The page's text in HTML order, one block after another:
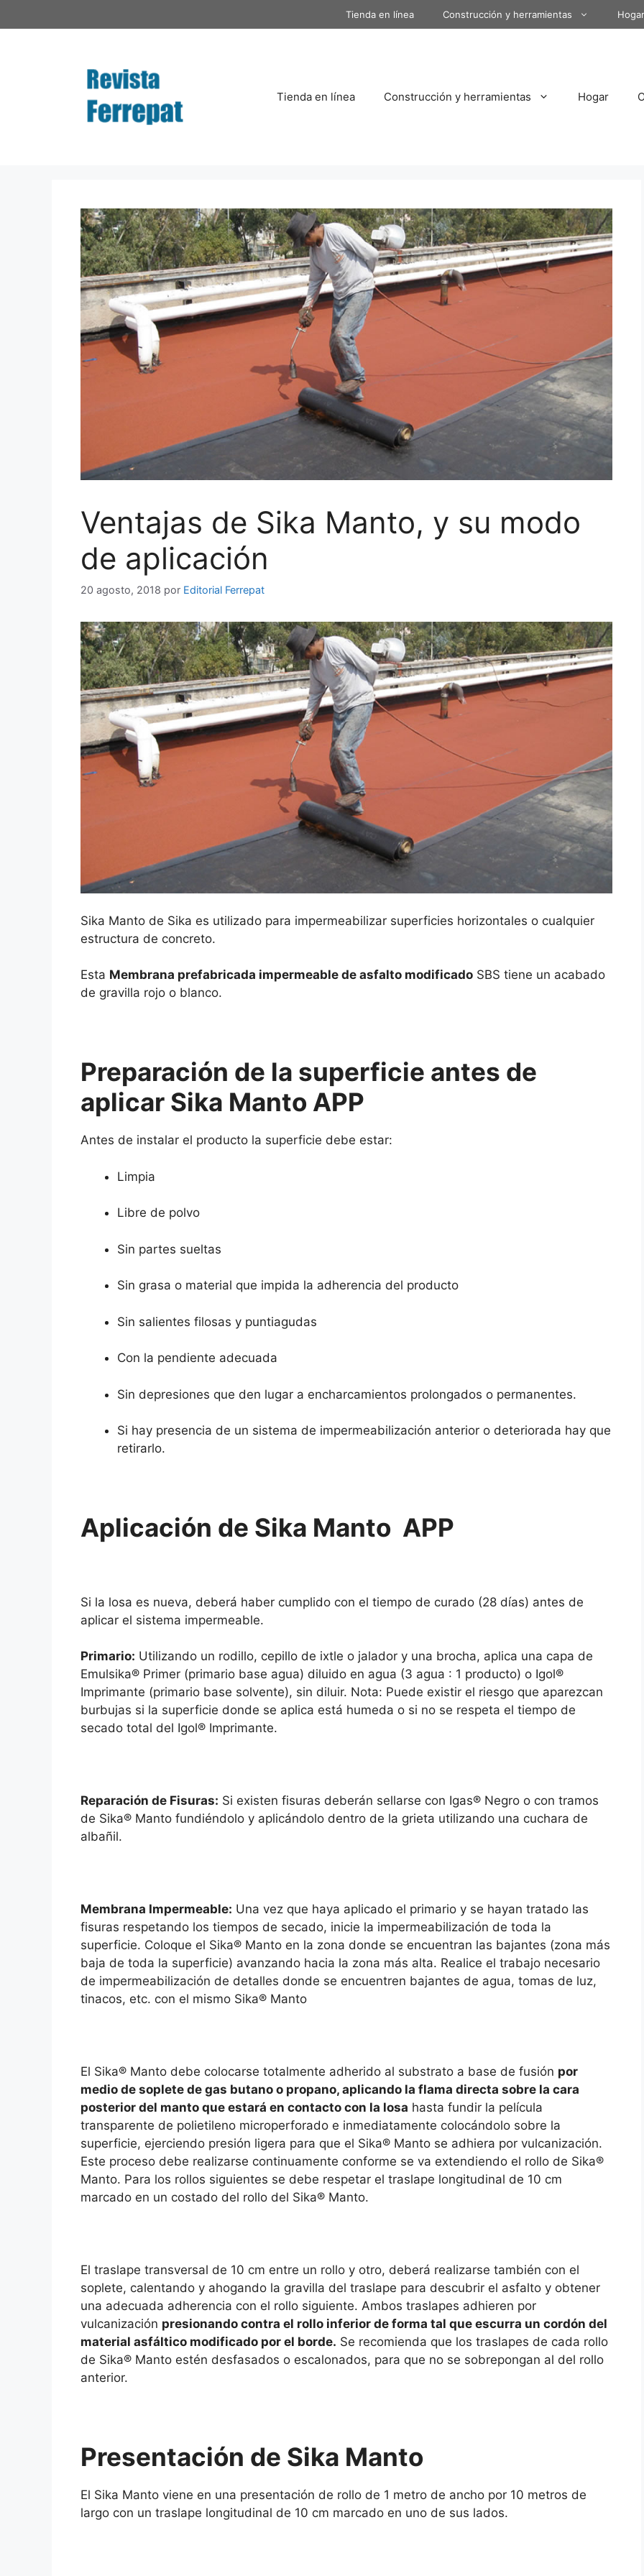
al
Tienda en línea Construcción y herramientas Hogar
Tienda en línea Construcción y herramientas Hogar
Ventajas de Sika Manto, y su modo
de aplicación
20 agosto, 2018 por Editorial Ferrepat
Sika Manto de Sika es utilizado para impermeabilizar superficies horizontales o cualquier
estructura de concreto.
Esta Membrana prefabricada impermeable de asfalto modificado SBS tiene un acabado
de gravilla rojo o blanco.
Preparación de la superficie antes de
aplicar Sika Manto APP
Antes de instalar el producto la superficie debe estar:
Limpia
Libre de polvo
Sin partes sueltas
Sin grasa o material que impida la adherencia del producto
Sin salientes filosas y puntiagudas
Con la pendiente adecuada
Sin depresiones que den lugar a encharcamientos prolongados o permanentes.
Si hay presencia de un sistema de impermeabilización anterior o deteriorada hay que
retirarlo.
Aplicación de Sika Manto APP
Si la losa es nueva, deberá haber cumplido con el tiempo de curado (28 días) antes de
aplicar el sistema impermeable.
Primario: Utilizando un rodillo, cepillo de ixtle o jalador y una brocha, aplica una capa de
Emulsika® Primer (primario base agua) diluido en agua (3 agua : 1 producto) o Igol®
Imprimante (primario base solvente), sin diluir. Nota: Puede existir el riesgo que aparezcan
burbujas si la superficie donde se aplica está humeda o si no se respeta el tiempo de
secado total del Igol® Imprimante.
Reparación de Fisuras: Si existen fisuras deberán sellarse con Igas® Negro o con tramos
de Sika® Manto fundiéndolo y aplicándolo dentro de la grieta utilizando una cuchara de
albañil.
Membrana Impermeable: Una vez que haya aplicado el primario y se hayan tratado las
fisuras respetando los tiempos de secado, inicie la impermeabilización de toda la
superficie. Coloque el Sika® Manto en la zona donde se encuentran las bajantes (zona más
baja de toda la superficie) avanzando hacia la zona más alta. Realice el trabajo necesario
de impermeabilización de detalles donde se encuentren bajantes de agua, tomas de luz,
tinacos, etc. con el mismo Sika® Manto
El Sika® Manto debe colocarse totalmente adherido al substrato a base de fusión por
medio de soplete de gas butano o propano, aplicando la flama directa sobre la cara
posterior del manto que estará en contacto con la losa hasta fundir la película
transparente de polietileno microperforado e inmediatamente colocándolo sobre la
superficie, ejerciendo presión ligera para que el Sika® Manto se adhiera por vulcanización.
Este proceso debe realizarse continuamente conforme se va extendiendo el rollo de Sika®
Manto. Para los rollos siguientes se debe respetar el traslape longitudinal de 10 cm
marcado en un costado del rollo del Sika® Manto.
El traslape transversal de 10 cm entre un rollo y otro, deberá realizarse también con el
soplete, calentando y ahogando la gravilla del traslape para descubrir el asfalto y obtener
una adecuada adherencia con el rollo siguiente. Ambos traslapes adhieren por
vulcanización presionando contra el rollo inferior de forma tal que escurra un cordón del
material asfáltico modificado por el borde. Se recomienda que los traslapes de cada rollo
de Sika® Manto estén desfasados o escalonados, para que no se sobrepongan al del rollo
anterior.
Presentación de Sika Manto
El Sika Manto viene en una presentación de rollo de 1 metro de ancho por 10 metros de
largo con un traslape longitudinal de 10 cm marcado en uno de sus lados.